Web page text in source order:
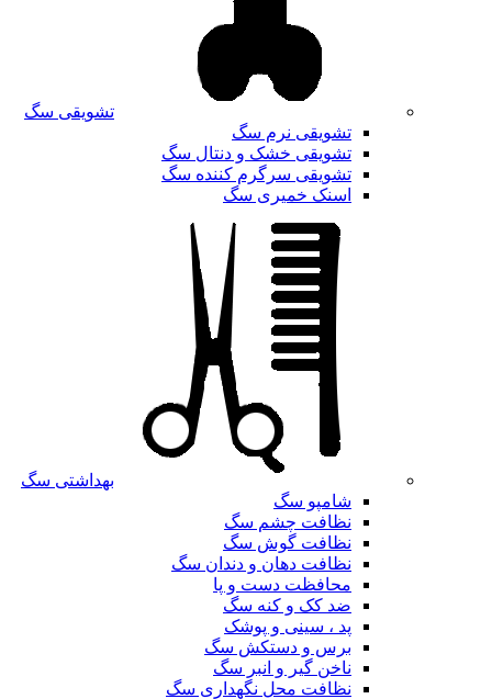
تشویقی سگ
تشویقی نرم سگ
تشویقی خشک و دنتال سگ
تشویقی سرگرم کننده سگ
اسنک خمیری سگ
بهداشتی سگ
شامپو سگ
نظافت چشم سگ
نظافت گوش سگ
نظافت دهان و دندان سگ
محافظت دست و پا
ضد کک و کنه سگ
پد ، سینی و پوشک
برس و دستکش سگ
ناخن گیر و انبر سگ
نظافت محل نگهداری سگ